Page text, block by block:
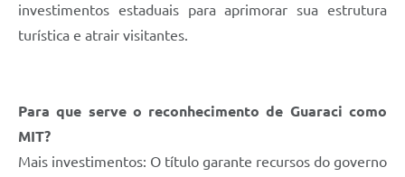
investimentos estaduais para aprimorar sua estrutura
turística e atrair visitantes.
Para que serve o reconhecimento de Guaraci como
MIT?
Mais investimentos: O título garante recursos do governo